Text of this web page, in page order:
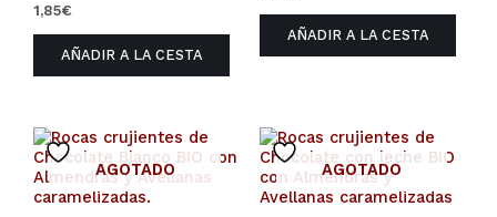
1,85€
AÑADIR A LA CESTA
AÑADIR A LA CESTA
AGOTADO AGOTADO